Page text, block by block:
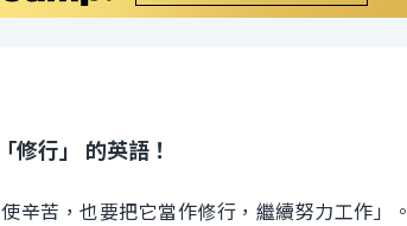
修行」 的英語！
辛苦，也要把它當作修行，繼續努力工作」。